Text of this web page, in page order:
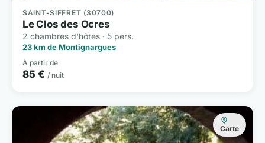
SAINT-SIFFRET (30700)
Le Clos des Ocres
2 chambres d'hôtes · 5 pers.
23 km de Montignargues
À partir de
85 € / nuit
Carte